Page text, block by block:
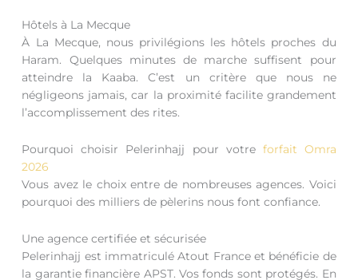
Hôtels à La Mecque
À La Mecque, nous privilégions les hôtels proches du
Haram. Quelques minutes de marche suffisent pour
atteindre la Kaaba. C’est un critère que nous ne
négligeons jamais, car la proximité facilite grandement
l’accomplissement des rites.
Pourquoi choisir Pelerinhajj pour votre forfait Omra
2026
Vous avez le choix entre de nombreuses agences. Voici
pourquoi des milliers de pèlerins nous font confiance.
Une agence certifiée et sécurisée
Pelerinhajj est immatriculé Atout France et bénéficie de
la garantie financière APST. Vos fonds sont protégés. En